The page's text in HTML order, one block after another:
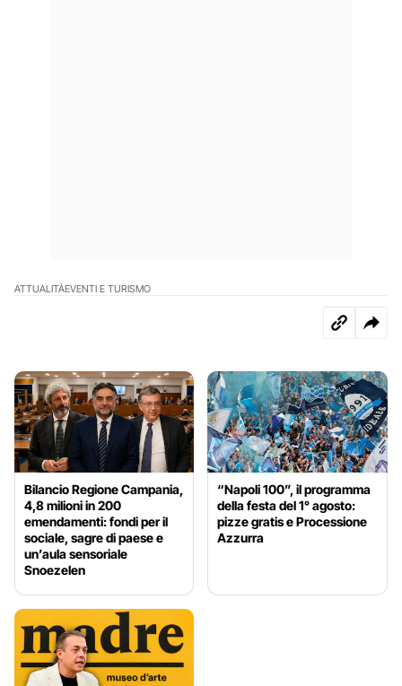
ATTUALITÀEVENTI E TURISMO
Bilancio Regione Campania,
4,8 milioni in 200
emendamenti: fondi per il
sociale, sagre di paese e
un’aula sensoriale
Snoezelen
“Napoli 100”, il programma
della festa del 1° agosto:
pizze gratis e Processione
Azzurra